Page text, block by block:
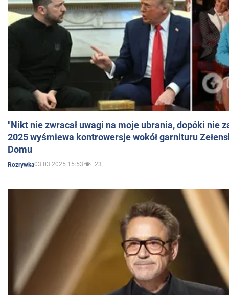
"Nikt nie zwracał uwagi na moje ubrania, dopóki nie
2025 wyśmiewa kontrowersje wokół garnituru
Domu
Rozrywka03.03.2025 15:53 23